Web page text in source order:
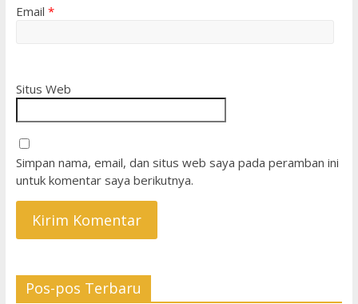
Email *
Situs Web
Simpan nama, email, dan situs web saya pada peramban ini
untuk komentar saya berikutnya.
Pos-pos Terbaru